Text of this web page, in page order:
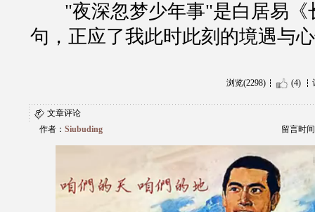
"夜深忽梦少年事"是白居易《
句，正应了我此时此刻的境遇与
浏览(2298) (4)
文章评论
作者： Siubuding 留言时